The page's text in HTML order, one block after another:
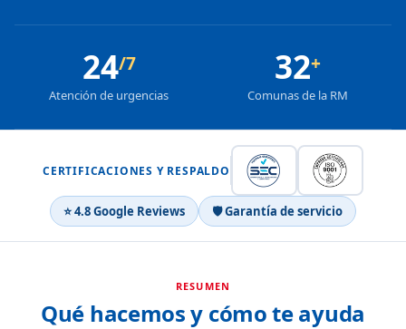
24/7
Atención de urgencias
32+
Comunas de la RM
CERTIFICACIONES Y RESPALDO
⭐ 4.8 Google Reviews 🛡 Garantía de servicio
RESUMEN
Qué hacemos y cómo te ayuda